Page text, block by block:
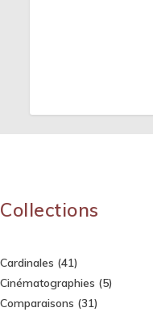
Collections
Cardinales (41)
Cinématographies (5)
Comparaisons (31)